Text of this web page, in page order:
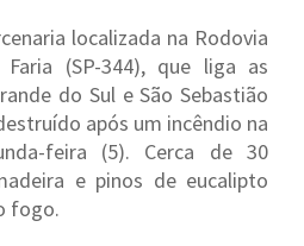
localizada na Rodovia
(SP-344), que liga as
do Sul e São Sebastião
após um incêndio na
feira (5). Cerca de 30
e pinos de eucalipto
fogo.